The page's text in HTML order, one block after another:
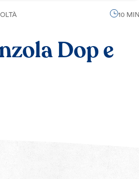
10 MIN
Dop e